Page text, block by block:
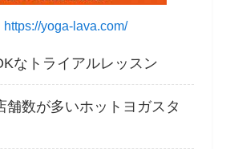
https://yoga-lava.com/
なトライアルレッスン
舗数が多いホットヨガスタ